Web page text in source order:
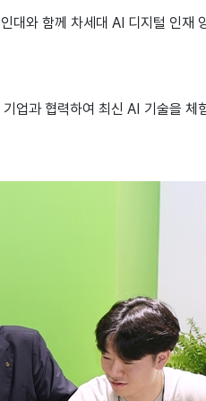
대와 함께 차세대 AI 디지털 인재
업과 협력하여 최신 AI 기술을 체